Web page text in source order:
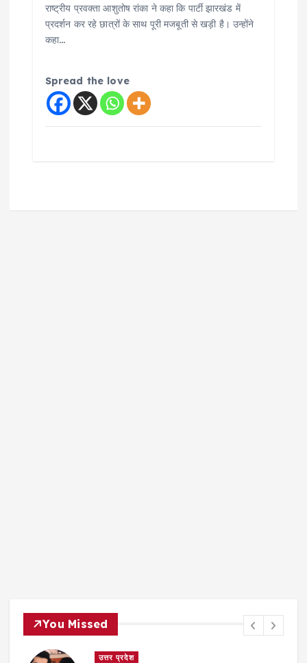
राष्ट्रीय प्रवक्ता आशुतोष रांका ने कहा कि पार्टी झारखंड में
प्रदर्शन कर रहे छात्रों के साथ पूरी मजबूती से खड़ी है। उन्होंने
कहा…
Spread the love
You Missed
दिल्ली